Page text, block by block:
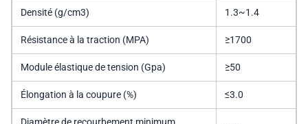
Densité (g/cm3) 1.3~1.4
Résistance à la traction (MPA) ≥1700
Module élastique de tension (Gpa) ≥50
Élongation à la coupure (%) ≤3.0